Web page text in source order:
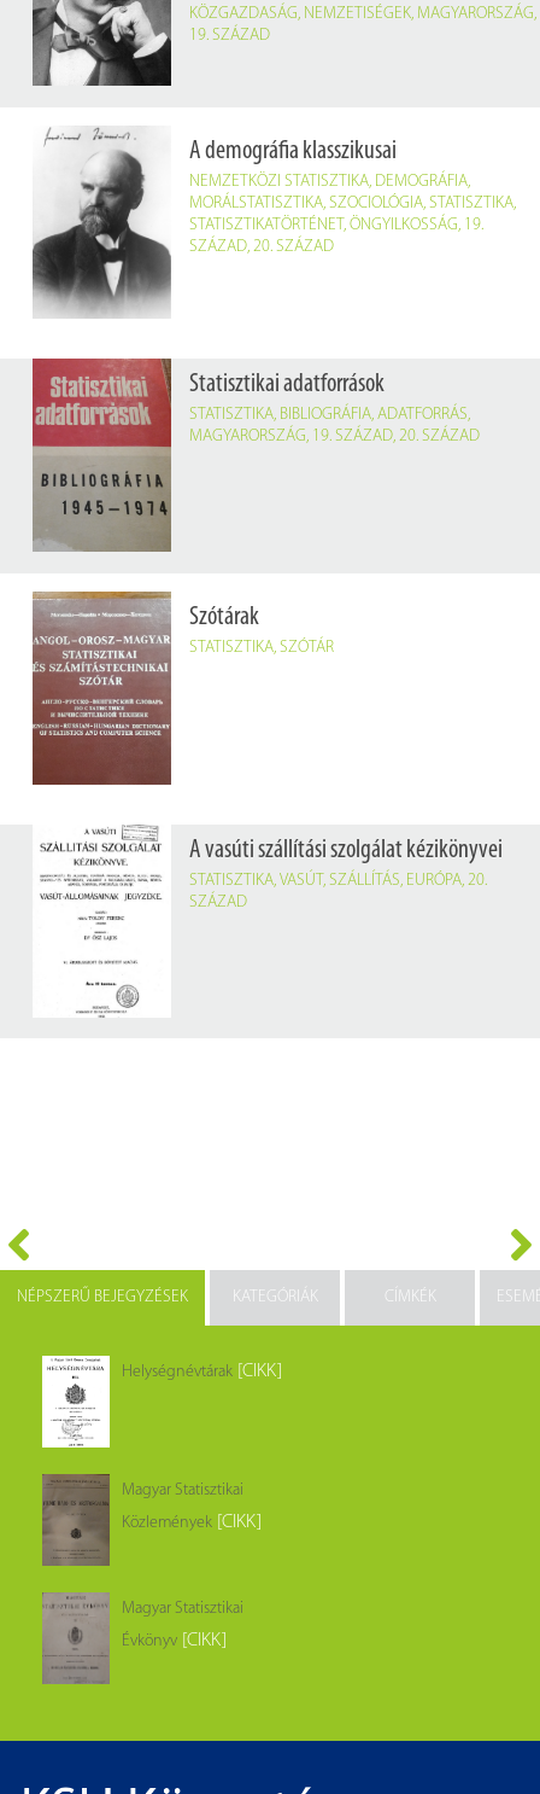
KÖZGAZDASÁG, NEMZETISÉGEK, MAGYARORSZÁG,
19. SZÁZAD
A demográfia klasszikusai
NEMZETKÖZI STATISZTIKA, DEMOGRÁFIA,
MORÁLSTATISZTIKA, SZOCIOLÓGIA, STATISZTIKA,
STATISZTIKATÖRTÉNET , ÖNGYILKOSSÁG, 19.
SZÁZAD, 20. SZÁZAD
Statisztikai adatforrások
STATISZTIKA, BIBLIOGRÁFIA, ADATFORRÁS,
MAGYARORSZÁG, 19. SZÁZAD, 20. SZÁZAD
Szótárak
STATISZTIKA, SZÓTÁR
A vasúti szállítási szolgálat kézikönyvei
STATISZTIKA, VASÚT, SZÁLLÍTÁS, EURÓPA, 20.
SZÁZAD
NÉPSZERŰ BEJEGYZÉSEK KATEGÓRIÁK CÍMKÉK
Helységnévtárak [CIKK]
Magyar Statisztikai
Közlemények [CIKK]
Magyar Statisztikai
Évkönyv [CIKK]